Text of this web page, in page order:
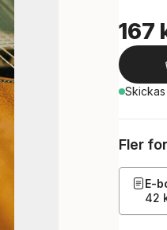
167
Skickas
Fler
E-
42